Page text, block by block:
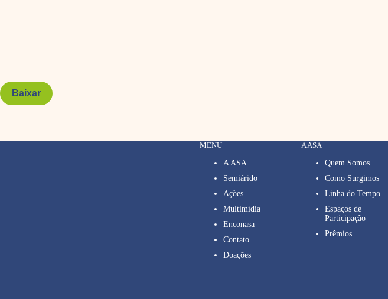
Baixar
MENU
A ASA
Semiárido
Ações
Multimídia
Enconasa
Contato
Doações
A ASA
Quem Somos
Como Surgimos
Linha do Tempo
Espaços de
Participação
Prêmios